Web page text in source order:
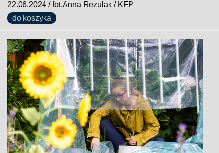
22.06.2024 / fot.Anna Rezulak / KFP
do koszyka